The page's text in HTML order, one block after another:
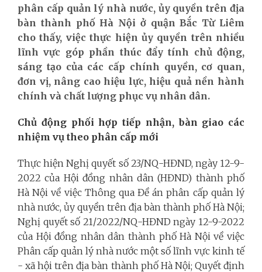
phân cấp quản lý nhà nước, ủy quyền trên địa
bàn thành phố Hà Nội ởquận Bắc Từ Liêm
cho thấy, việc thực hiện ủy quyền trên nhiều
lĩnh vực góp phần thúc đẩy tính chủ động,
sáng tạo của các cấp chính quyền, cơ quan,
đơn vị, nâng cao hiệu lực, hiệu quả nền hành
chính và chất lượng phục vụ nhân dân.
Chủ động phối hợp tiếp nhận, bàn giao các
nhiệm vụ theo phân cấp mới
Thực hiện Nghị quyết số 23/NQ-HĐND, ngày 12-9-
2022 của Hội đồng nhân dân (HĐND) thành phố
Hà Nội về việc Thông qua Đề án phân cấp quản lý
nhà nước, ủy quyền trên địa bàn thành phố Hà Nội;
Nghị quyết số 21/2022/NQ-HĐND ngày 12-9-2022
của Hội đồng nhân dân thành phố Hà Nội về việc
Phân cấp quản lý nhà nước một số lĩnh vực kinh tế
- xã hội trên địa bàn thành phố Hà Nội; Quyết định